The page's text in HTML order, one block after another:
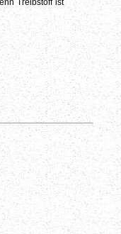
Treibstoff ist